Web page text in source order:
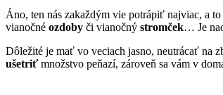
Áno, ten nás zakaždým vie potrápiť najviac, a
vianočné ozdoby či vianočný stromček… Je
Dôležité je mať vo veciach jasno, neutrácať na
ušetriťmnožstvo peňazí, zároveň sa vám v